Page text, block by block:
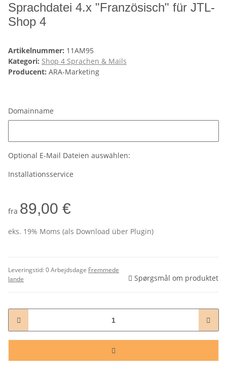
Sprachdatei 4.x "Französisch" für JTL-
Shop 4
Artikelnummer: 11AM95
Kategori: Shop 4 Sprachen & Mails
Producent: ARA-Marketing
Domainname
Optional E-Mail Dateien auswählen:
Installationsservice
fra 89,00 €
eks. 19% Moms (als Download über Plugin)
Leveringstid:0 Arbejdsdage Fremmede
lande
Spørgsmål om produktet